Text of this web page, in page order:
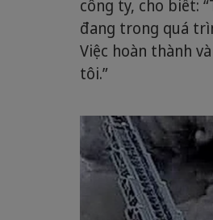
công ty, cho biết:
đang trong quá
Việc hoàn thành
tôi.”